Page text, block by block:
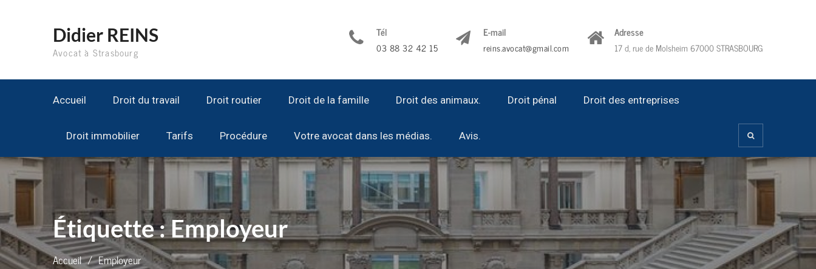
Didier REINS
Avocat à Strasbourg
Tél
03 88 32 42 15
E-mail
reins.avocat@gmail.com
Adresse
17 d, rue de Molsheim 67000 STRASBOURG
Accueil Droit du travail Droit routier Droit de la famille Droit des animaux. Droit pénal Droit des entreprises
Droit immobilier Tarifs Procédure Votre avocat dans les médias. Avis.
Étiquette :Employeur
Accueil Employeur